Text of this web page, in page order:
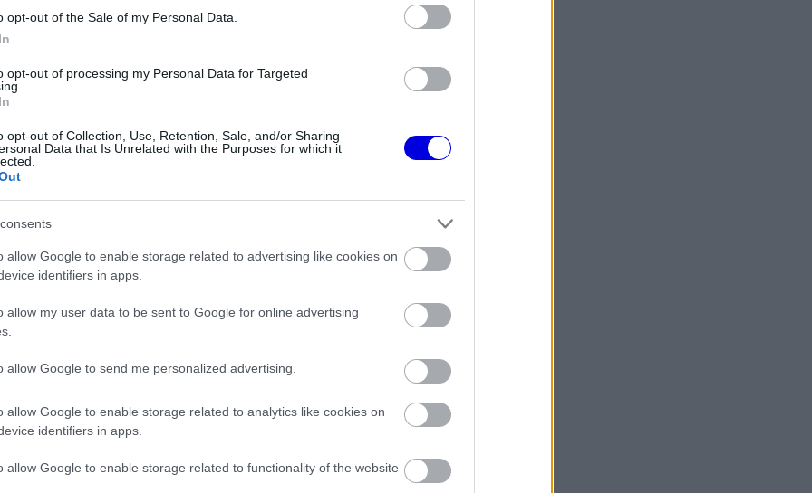
opt-out of the Sale of my Personal Data.
opt-out of processing my Personal Data for Targeted
opt-out of Collection, Use, Retention, Sale, and/or Sharing
Data that Is Unrelated with the Purposes for which it
allow Google to enable storage related to advertising like cookies on
identifiers in apps.
allow my user data to be sent to Google for online advertising
allow Google to send me personalized advertising.
allow Google to enable storage related to analytics like cookies on
identifiers in apps.
allow Google to enable storage related to functionality of the website
készülő korszak előtt.
F1-es
Ferrari, hamarosan mindenki ezt
másolhatja
a kapcsolat megszakadhat, ha az
a tervek szerint alakult, Verstappen
felmutatni Kanadában, ahol a harmadik